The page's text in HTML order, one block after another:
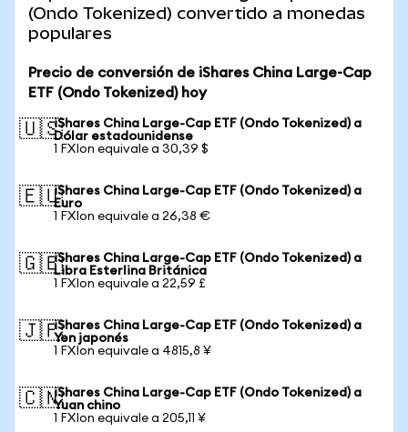
(Ondo Tokenized) convertido a monedas
populares
Precio de conversión de iShares China Large-Cap
ETF (Ondo Tokenized) hoy
🇺🇸iShares China Large-Cap ETF (Ondo Tokenized) a
Dólar estadounidense
1 FXIon equivale a 30,39 $
🇪🇺iShares China Large-Cap ETF (Ondo Tokenized) a
Euro
1 FXIon equivale a 26,38 €
🇬🇧iShares China Large-Cap ETF (Ondo Tokenized) a
Libra Esterlina Británica
1 FXIon equivale a 22,59 £
🇯🇵iShares China Large-Cap ETF (Ondo Tokenized) a
Yen japonés
1 FXIon equivale a 4815,8 ¥
🇨🇳iShares China Large-Cap ETF (Ondo Tokenized) a
Yuan chino
1 FXIon equivale a 205,11 ¥